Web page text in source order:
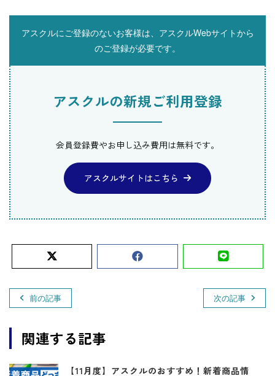
アスクルにご登録のないお客様は、アスクルWebサイトから
のご登録が必要です。
アスクルの新規ご利用登録
会員登録費やお申し込み費用は無料です。
アスクルサイトはこちら
前の記事 次の記事
関連する記事
【11月度】アスクルのおすすめ！新着商品情